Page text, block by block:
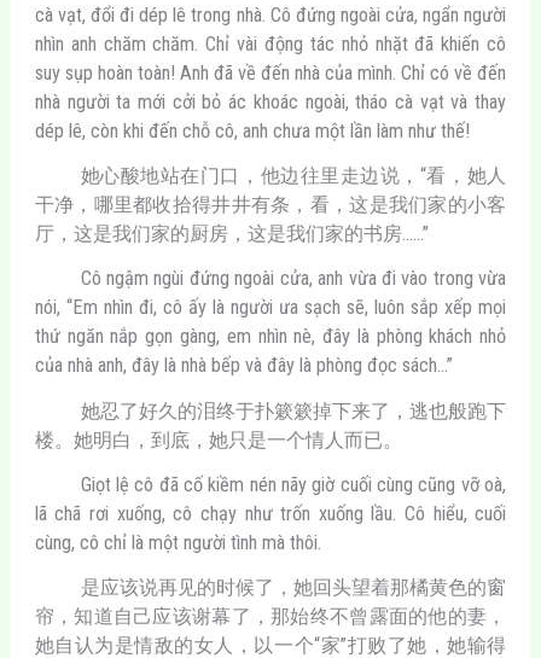
cà vạt, đổi đi dép lê trong nhà. Cô đứng ngoài cửa, ngẩn người
nhìn anh chăm chăm. Chỉ vài động tác nhỏ nhặt đã khiến cô
suy sụp hoàn toàn! Anh đã về đến nhà của mình. Chỉ có về đến
nhà người ta mới cởi bỏ ác khoác ngoài, tháo cà vạt và thay
dép lê, còn khi đến chỗ cô, anh chưa một lần làm như thế!
她心酸地站在门口，他边往里走边说，“看，她人
干净，哪里都收拾得井井有条，看，这是我们家的小客
厅，这是我们家的厨房，这是我们家的书房……”
Cô ngậm ngùi đứng ngoài cửa, anh vừa đi vào trong vừa
nói, “Em nhìn đi, cô ấy là người ưa sạch sẽ, luôn sắp xếp mọi
thứ ngăn nắp gọn gàng, em nhìn nè, đây là phòng khách nhỏ
của nhà anh, đây là nhà bếp và đây là phòng đọc sách…”
她忍了好久的泪终于扑簌簌掉下来了，逃也般跑下
楼。她明白，到底，她只是一个情人而已。
Giọt lệ cô đã cố kiềm nén nãy giờ cuối cùng cũng vỡ oà,
lã chã rơi xuống, cô chạy như trốn xuống lầu. Cô hiểu, cuối
cùng, cô chỉ là một người tình mà thôi.
是应该说再见的时候了，她回头望着那橘黄色的窗
帘，知道自己应该谢幕了，那始终不曾露面的他的妻，
她自认为是情敌的女人，以一个“家”打败了她，她输得